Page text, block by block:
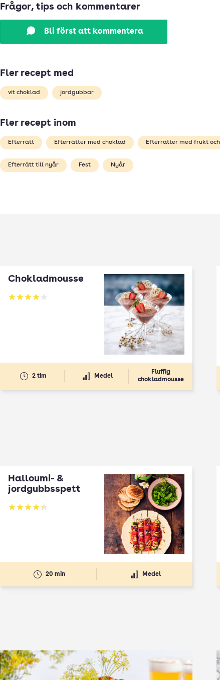
Frågor, tips och kommentarer
Bli först att kommentera
Fler recept med
vit choklad jordgubbar
Fler recept inom
Efterrätt Efterrätter med choklad Efterrätter med frukt
Efterrätt till nyår Fest Nyår
Chokladmousse
Betyg: 3.91 av 5
2 tim Medel
Fluffig
chokladmousse
Halloumi- &
jordgubbsspett
Betyg: 4.3 av 5
20 min Medel